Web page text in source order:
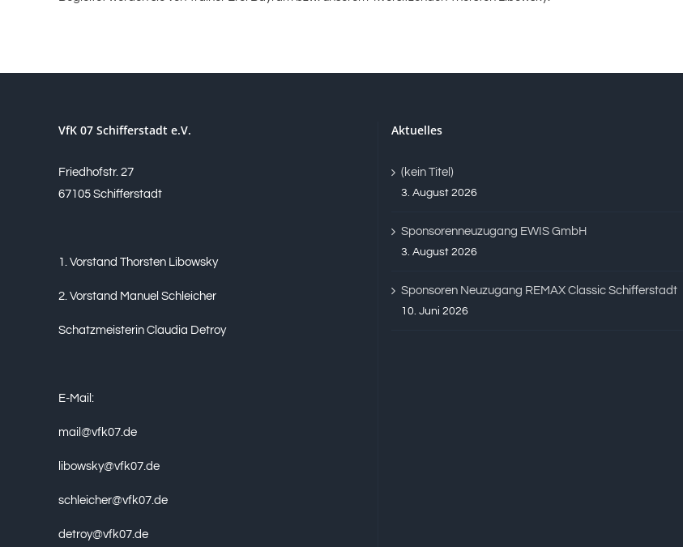
VfK 07 Schifferstadt e.V.
Friedhofstr. 27
67105 Schifferstadt
1. Vorstand Thorsten Libowsky
2. Vorstand Manuel Schleicher
Schatzmeisterin Claudia Detroy
E-Mail:
mail@vfk07.de
libowsky@vfk07.de
schleicher@vfk07.de
detroy@vfk07.de
Aktuelles
(kein Titel)
3. August 2026
Sponsorenneuzugang EWIS GmbH
3. August 2026
Sponsoren Neuzugang REMAX Classic Schifferstadt
10. Juni 2026